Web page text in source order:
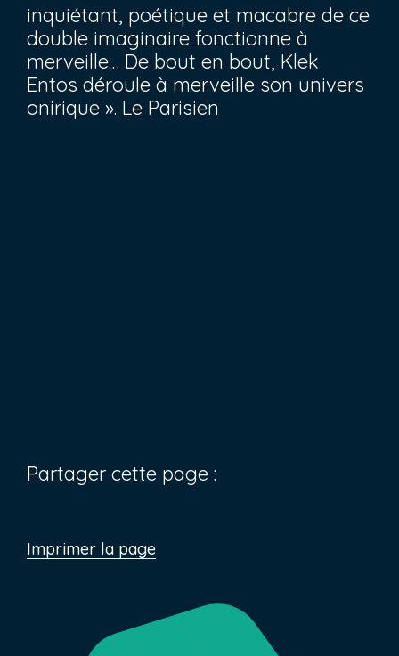
inquiétant, poétique et macabre de ce
double imaginaire fonctionne à
merveille… De bout en bout, Klek
Entos déroule à merveille son univers
onirique ». Le Parisien
Partager cette page :
Imprimer la page